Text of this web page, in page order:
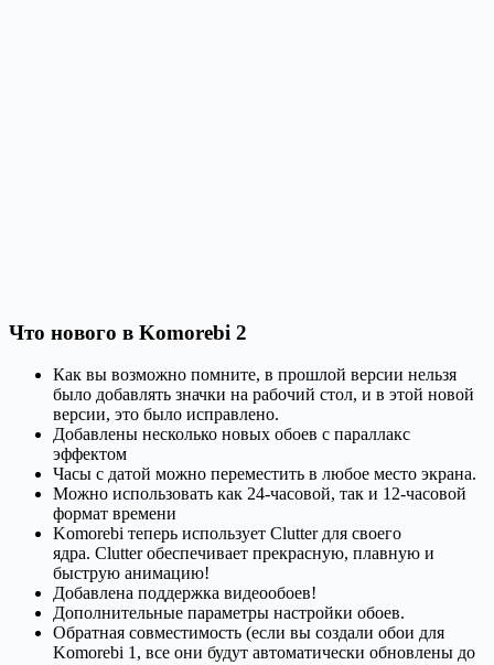
Что нового в Komorebi 2
Как вы возможно помните, в прошлой версии нельзя
было добавлять значки на рабочий стол, и в этой новой
версии, это было исправлено.
Добавлены несколько новых обоев с параллакс
эффектом
Часы с датой можно переместить в любое место экрана.
Можно использовать как 24-часовой, так и 12-часовой
формат времени
Komorebi теперь использует Clutter для своего
ядра. Clutter обеспечивает прекрасную, плавную и
быструю анимацию!
Добавлена поддержка видеообоев!
Дополнительные параметры настройки обоев.
Обратная совместимость (если вы создали обои для
Komorebi 1, все они будут автоматически обновлены до